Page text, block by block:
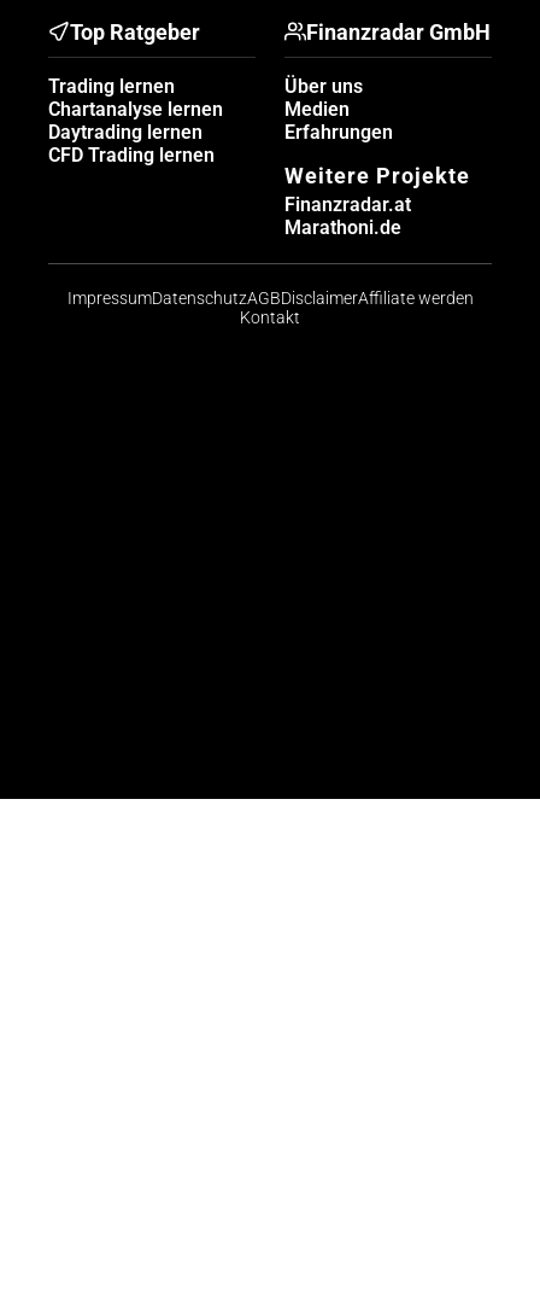
Top Ratgeber
Trading lernen
Chartanalyse lernen
Daytrading lernen
CFD Trading lernen
Finanzradar GmbH
Über uns
Medien
Erfahrungen
Weitere Projekte
Finanzradar.at
Marathoni.de
ImpressumDatenschutzAGBDisclaimerAffiliate werden
Kontakt